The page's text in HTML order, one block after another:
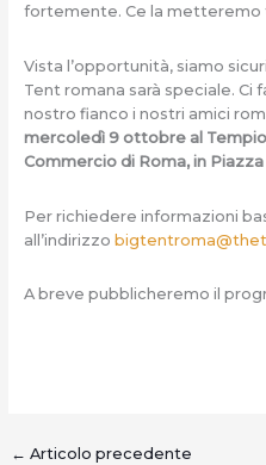
fortemente. Ce la metteremo
Vista l’opportunità, siamo
Tent romana sarà speciale. Ci
nostro fianco i nostri amici
mercoledì 9 ottobre al
Commercio di Roma, in Piazza
Per richiedere informazioni
all’indirizzo
A breve pubblicheremo il
← Articolo precedente